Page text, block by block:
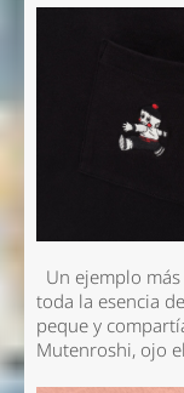
Un ejemplo
toda la esencia
peque y
Mutenroshi, ojo